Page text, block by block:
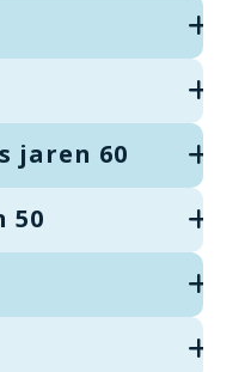
jaren 60
50